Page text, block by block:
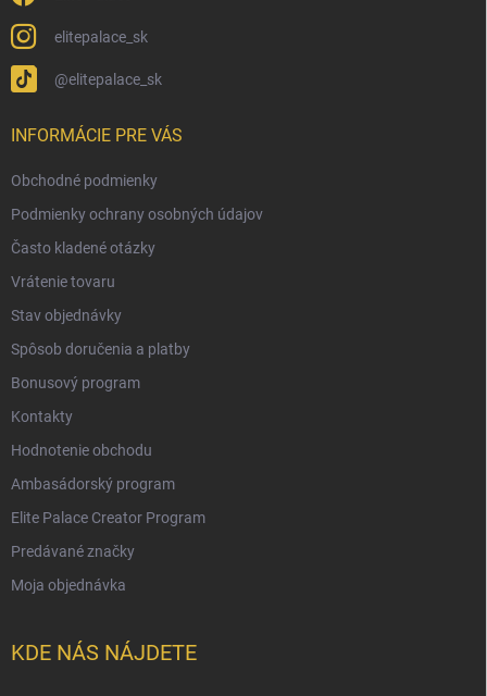
elitepalace_sk
@elitepalace_sk
INFORMÁCIE PRE VÁS
Obchodné podmienky
Podmienky ochrany osobných údajov
Často kladené otázky
Vrátenie tovaru
Stav objednávky
Spôsob doručenia a platby
Bonusový program
Kontakty
Hodnotenie obchodu
Ambasádorský program
Elite Palace Creator Program
Predávané značky
Moja objednávka
KDE NÁS NÁJDETE